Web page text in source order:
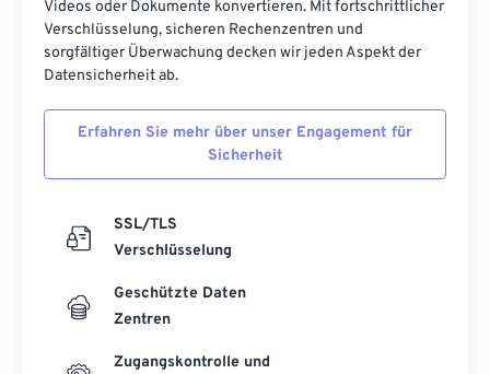
Videos oder Dokumente konvertieren. Mit fortschrittlicher
Verschlüsselung, sicheren Rechenzentren und
sorgfältiger Überwachung decken wir jeden Aspekt der
Datensicherheit ab.
Erfahren Sie mehr über unser Engagement für
Sicherheit
SSL/TLS
Verschlüsselung
Geschützte Daten
Zentren
Zugangskontrolle und